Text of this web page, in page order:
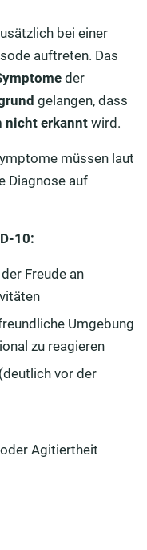
bei einer
auftreten. Das
der
gelangen, dass
nicht erkannt wird.
müssen laut
Diagnose auf
10:
Freude an
Umgebung
zu reagieren
vor der
Agitiertheit